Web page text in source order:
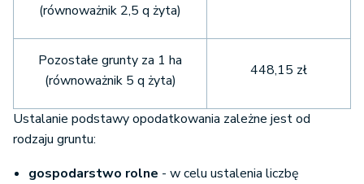
(równoważnik 2,5 q żyta)
Pozostałe grunty za 1 ha
(równoważnik 5 q żyta)
448,15 zł
Ustalanie podstawy opodatkowania zależne jest od
rodzaju gruntu:
gospodarstwo rolne - w celu ustalenia liczbę